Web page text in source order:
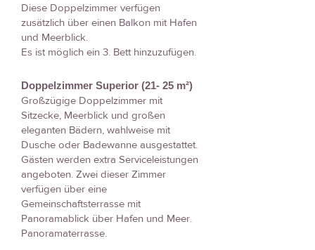
Diese Doppelzimmer verfügen
zusätzlich über einen Balkon mit Hafen
und Meerblick.
Es ist möglich ein 3. Bett hinzuzufügen.
Doppelzimmer Superior (21- 25 m²)
Großzügige Doppelzimmer mit
Sitzecke, Meerblick und großen
eleganten Bädern, wahlweise mit
Dusche oder Badewanne ausgestattet.
Gästen werden extra Serviceleistungen
angeboten. Zwei dieser Zimmer
verfügen über eine
Gemeinschaftsterrasse mit
Panoramablick über Hafen und Meer.
Panoramaterrasse.